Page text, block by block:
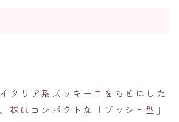
タリア系ズッキーニをもとにした
株はコンパクトな「ブッシュ型」